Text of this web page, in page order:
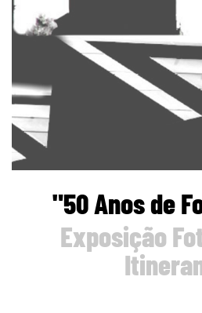
"50 Anos de
Exposição